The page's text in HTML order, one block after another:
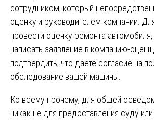
сотрудником, который
оценку и руководителем компании.
провести оценку ремонта
написать заявление в компанию-
подтвердить, что даете согласие на
обследование вашей машины.
Ко всему прочему, для общей
никак не для предоставления суду